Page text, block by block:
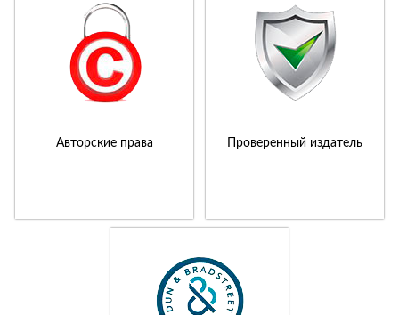
Авторские права Проверенный издатель